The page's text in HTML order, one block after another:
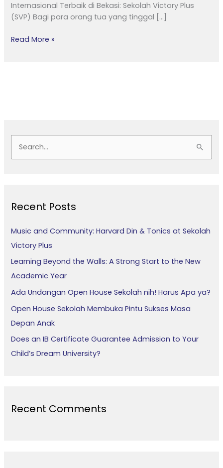
Internasional Terbaik di Bekasi: Sekolah Victory Plus
(SVP) Bagi para orang tua yang tinggal […]
Read More »
e
c
f
o
r
:
Recent Posts
Music and Community: Harvard Din & Tonics at Sekolah
Victory Plus
Learning Beyond the Walls: A Strong Start to the New
Academic Year
Ada Undangan Open House Sekolah nih! Harus Apa ya?
Open House Sekolah Membuka Pintu Sukses Masa
Depan Anak
Does an IB Certificate Guarantee Admission to Your
Child’s Dream University?
Recent Comments